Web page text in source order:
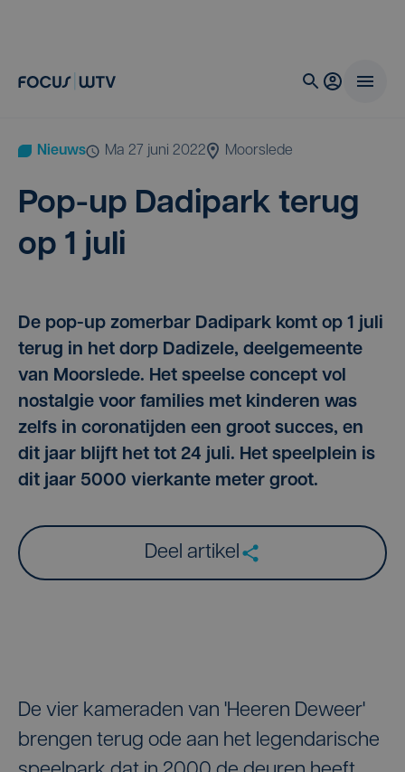
Nieuws ma 27 juni 2022 Moorslede
Pop-up Dadi­park terug
op 1 juli
De pop-up zomerbar Dadipark komt op 1 juli
terug in het dorp Dadizele, deelgemeente
van Moorslede. Het speelse concept vol
nostalgie voor families met kinderen was
zelfs in coronatijden een groot succes, en
dit jaar blijft het tot 24 juli. Het speelplein is
dit jaar 5000 vierkante meter groot.
Deel artikel
De vier kameraden van 'Heeren Deweer'
brengen terug ode aan het legendarische